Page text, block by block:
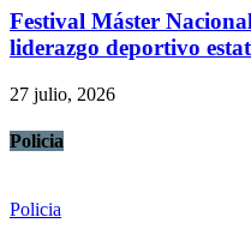
Festival Máster
liderazgo deportivo
27 julio, 2026
Policia
Policia